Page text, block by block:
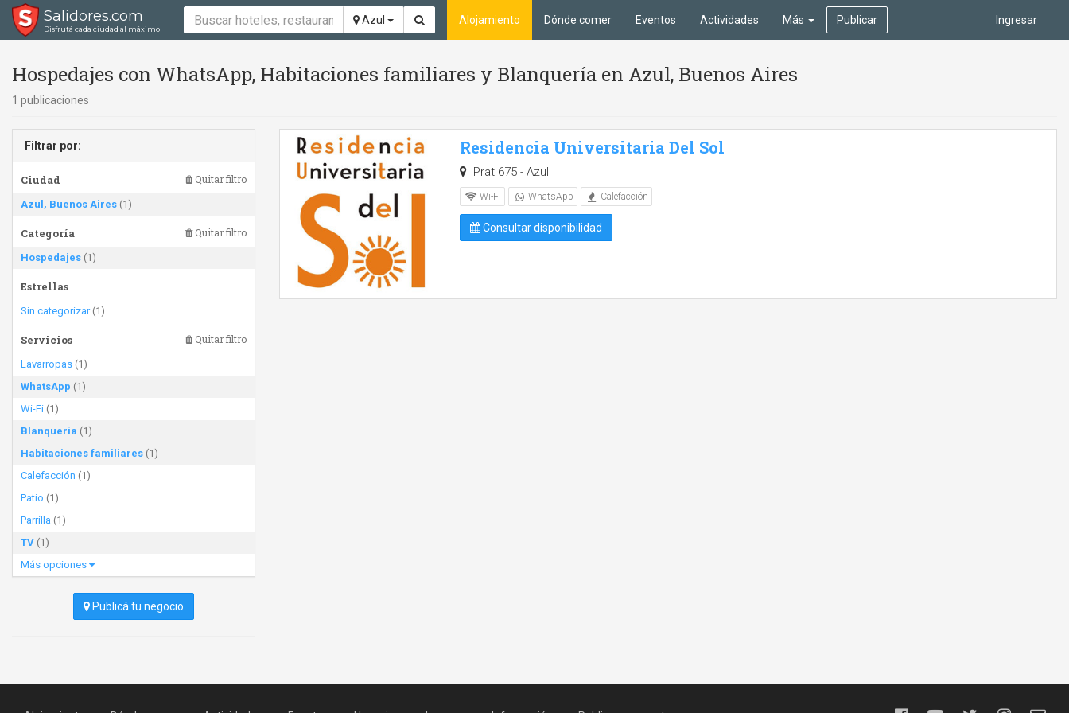
Salidores.com
Disfrutá cada ciudad al máximo
Azul Ingresar
Alojamiento Dónde comer Eventos Actividades Más Publicar
Hospedajes con WhatsApp, Habitaciones familiares y Blanquería en Azul, Buenos Aires
1 publicaciones
Filtrar por:
Ciudad Quitar filtro
Azul, Buenos Aires (1)
Categoría Quitar filtro
Hospedajes (1)
Estrellas
Sin categorizar(1)
Servicios Quitar filtro
Lavarropas (1)
WhatsApp (1)
Wi-Fi (1)
Blanquería (1)
Habitaciones familiares (1)
Calefacción (1)
Patio (1)
Parrilla (1)
TV (1)
Más opciones
Publicá tu negocio
Residencia Universitaria Del Sol
Prat 675 - Azul
Wi-Fi WhatsApp Calefacción
Consultar disponibilidad